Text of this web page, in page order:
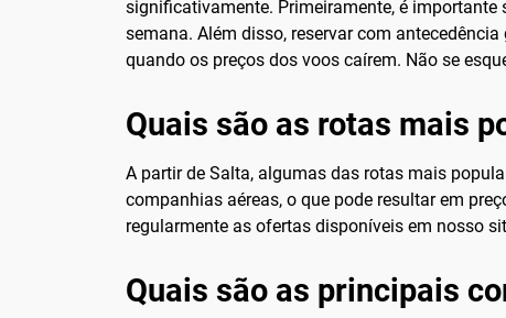
significativamente. Primeiramente, é
semana. Além disso, reservar com
quando os preços dos voos caírem. Não se
Quais são as rotas mais
A partir de Salta, algumas das rotas mais
companhias aéreas, o que pode resultar em
regularmente as ofertas disponíveis em nosso
Quais são as principais